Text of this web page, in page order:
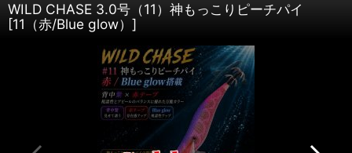
WILD CHASE 3.0号（11）神もっこりピーチパイ
[11（赤/Blue glow） ]